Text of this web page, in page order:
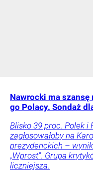
Nawrocki ma szansę
go Polacy. Sondaż
Blisko 39 proc. Polek i
zagłosowałoby na
prezydenckich –
„Wprost”. Grupa
liczniejsza.